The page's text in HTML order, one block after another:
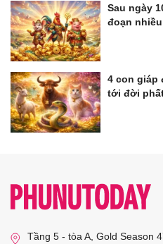
Sau ngày
đoạn
4 con giáp
tới đời
Tầng 5 - tòa A, Gold Season